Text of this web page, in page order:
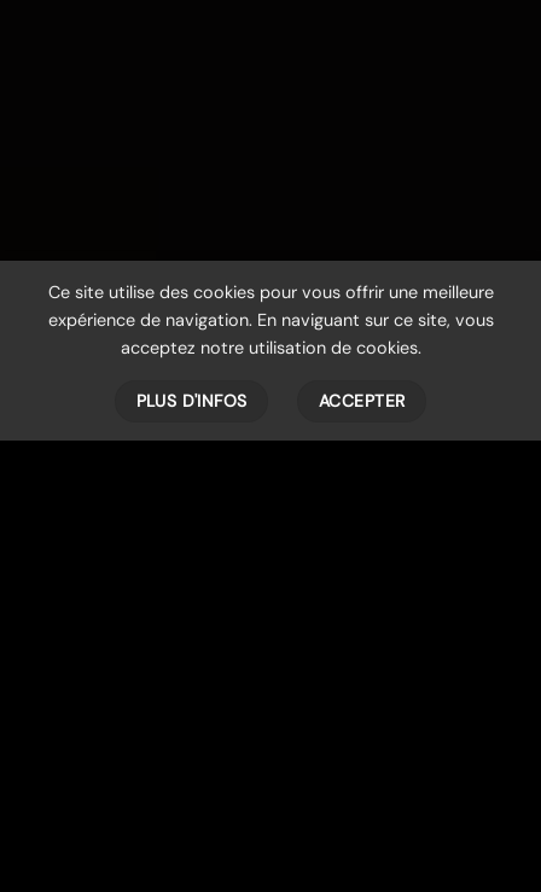
Ce site utilise des cookies pour vous offrir une meilleure
expérience de navigation. En naviguant sur ce site, vous
acceptez notre utilisation de cookies.
PLUS D'INFOS ACCEPTER